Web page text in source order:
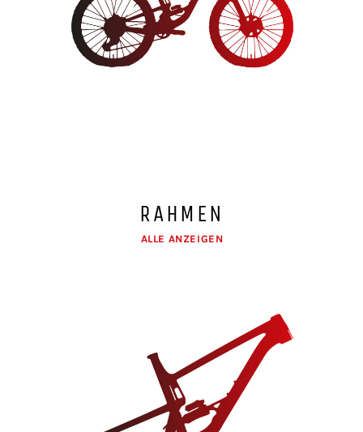
RAHMEN
ALLE ANZEIGEN